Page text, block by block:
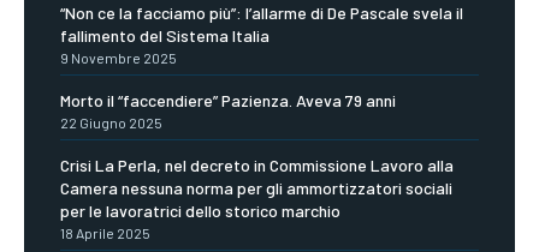
“Non ce la facciamo più”: l’allarme di De Pascale svela il
fallimento del Sistema Italia
9 Novembre 2025
Morto il “faccendiere” Pazienza. Aveva 79 anni
22 Giugno 2025
Crisi La Perla, nel decreto in Commissione Lavoro alla
Camera nessuna norma per gli ammortizzatori sociali
per le lavoratrici dello storico marchio
18 Aprile 2025